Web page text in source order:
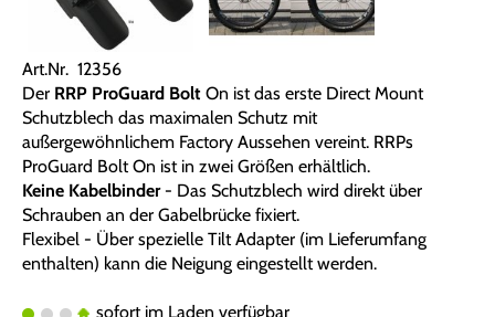
Art.Nr. 12356
Der RRP ProGuard Bolt On ist das erste Direct Mount
Schutzblech das maximalen Schutz mit
außergewöhnlichem Factory Aussehen vereint. RRPs
ProGuard Bolt On ist in zwei Größen erhältlich.
Keine Kabelbinder- Das Schutzblech wird direkt über
Schrauben an der Gabelbrücke fixiert.
Flexibel - Über spezielle Tilt Adapter (im Lieferumfang
enthalten) kann die Neigung eingestellt werden.
sofort im Laden verfügbar